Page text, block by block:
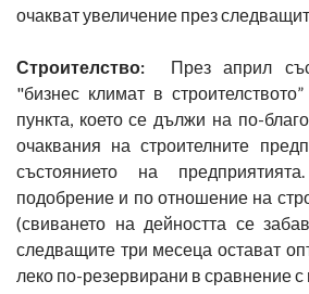
очакват увеличение през
Строителство:
През април
"бизнес климат в
пункта, което се дължи на по-
очаквания на строителните
състоянието на
подобрение и по отношение на
(свиването на дейността се
следващите три месеца остават
леко по-резервирани в сравнение с